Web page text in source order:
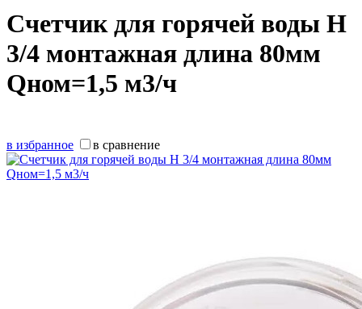
Счетчик для горячей воды Н
3/4 монтажная длина 80мм
Qном=1,5 м3/ч
в избранное в сравнение